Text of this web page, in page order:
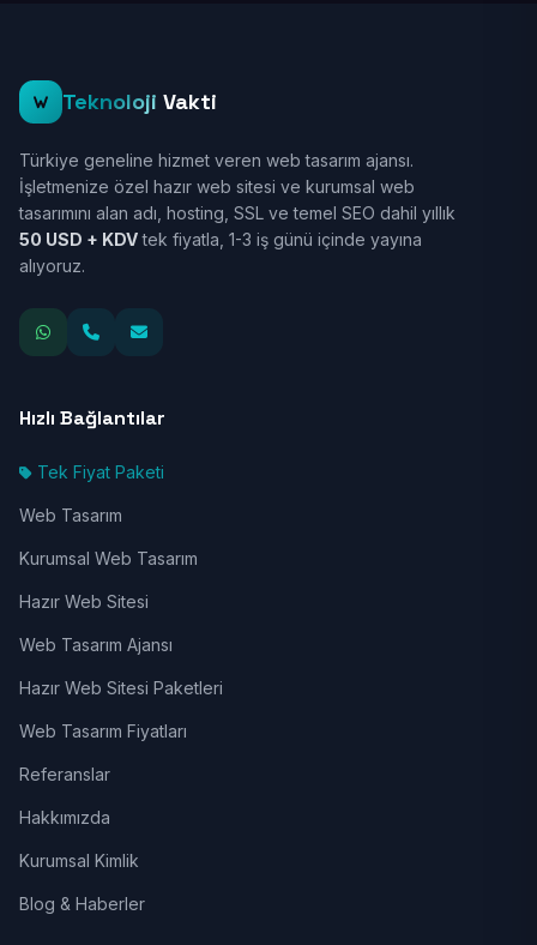
Teknoloji Vakti
Türkiye geneline hizmet veren web tasarım ajansı.
İşletmenize özel hazır web sitesi ve kurumsal web
tasarımını alan adı, hosting, SSL ve temel SEO dahil yıllık
50 USD + KDVtek fiyatla, 1-3 iş günü içinde yayına
alıyoruz.
Hızlı Bağlantılar
Tek Fiyat Paketi
Web Tasarım
Kurumsal Web Tasarım
Hazır Web Sitesi
Web Tasarım Ajansı
Hazır Web Sitesi Paketleri
Web Tasarım Fiyatları
Referanslar
Hakkımızda
Kurumsal Kimlik
Blog & Haberler